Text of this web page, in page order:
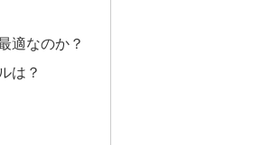
適なのか？
は？